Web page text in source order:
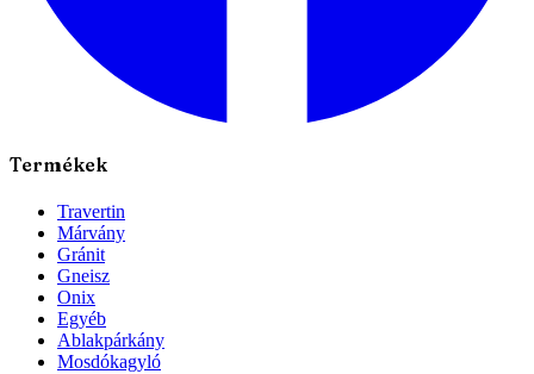
Termékek
Travertin
Márvány
Gránit
Gneisz
Onix
Egyéb
Ablakpárkány
Mosdókagyló